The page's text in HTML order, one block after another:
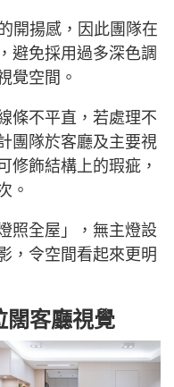
開揚感，因此團隊在
避免採用過多深色調
覺空間。
條不平直，若處理不
團隊於客廳及主要視
修飾結構上的瑕疵，
。
照全屋」，無主燈設
，令空間看起來更明
闊客廳視覺